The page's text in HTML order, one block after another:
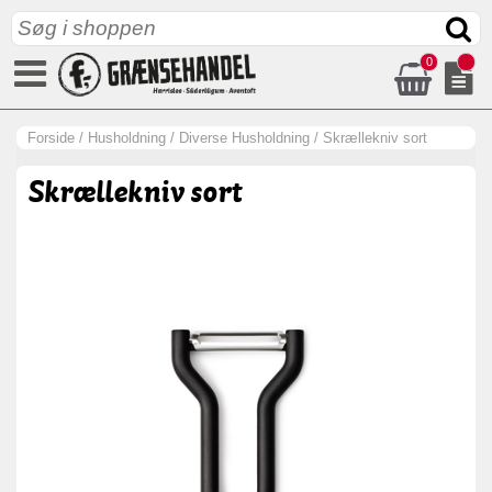
0
Forside / Husholdning / Diverse Husholdning / Skrællekniv sort
Skrællekniv sort